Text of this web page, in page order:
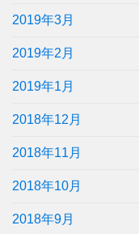
2019年3月
2019年2月
2019年1月
2018年12月
2018年11月
2018年10月
2018年9月